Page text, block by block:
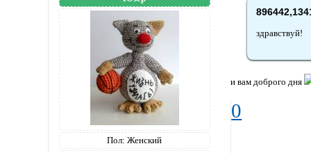
Пол: Женский
здравствуй!
и вам доброго дня
0